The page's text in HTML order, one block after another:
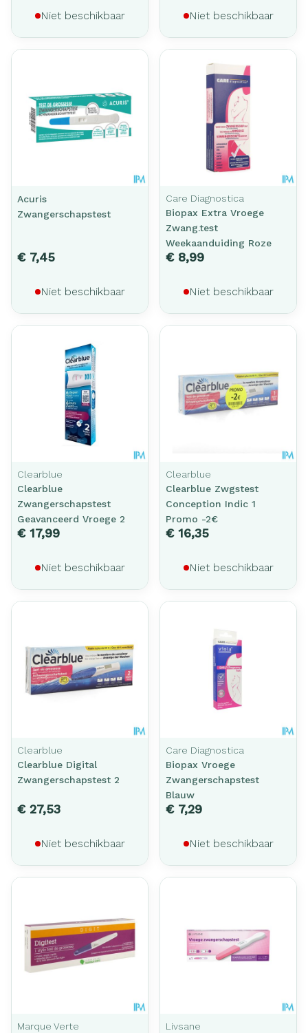
Niet beschikbaar Niet beschikbaar
Acuris
Zwangerschapstest
€ 7,45
Niet beschikbaar
Care Diagnostica
Biopax Extra Vroege
Zwang.test
Weekaanduiding Roze
€ 8,99
Niet beschikbaar
Clearblue
Clearblue
Zwangerschapstest
Geavanceerd Vroege 2
€ 17,99
Niet beschikbaar
Clearblue
Clearblue Zwgstest
Conception Indic 1
Promo -2€
€ 16,35
Niet beschikbaar
Clearblue
Clearblue Digital
Zwangerschapstest 2
€ 27,53
Niet beschikbaar
Care Diagnostica
Biopax Vroege
Zwangerschapstest
Blauw
€ 7,29
Niet beschikbaar
Marque Verte
Livsane